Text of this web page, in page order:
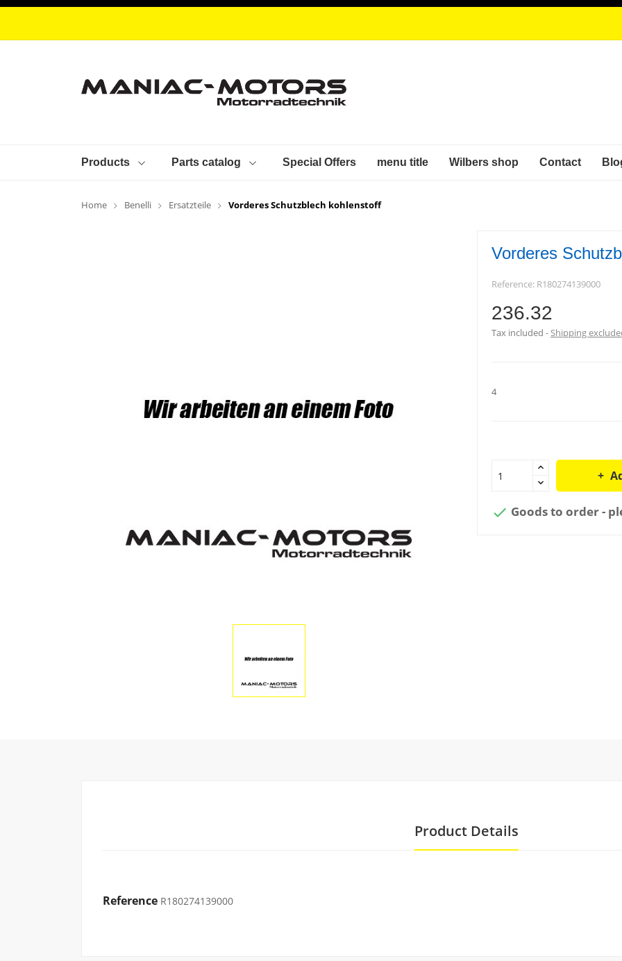
Products Parts catalog Special Offers menu title Wilbers shop Contact
Home Benelli Ersatzteile Vorderes Schutzblech kohlenstoff
Vorderes
Reference: R180274139000
236.32
Tax included Shipping
4
 Goods to order -
Product Details
Reference R180274139000